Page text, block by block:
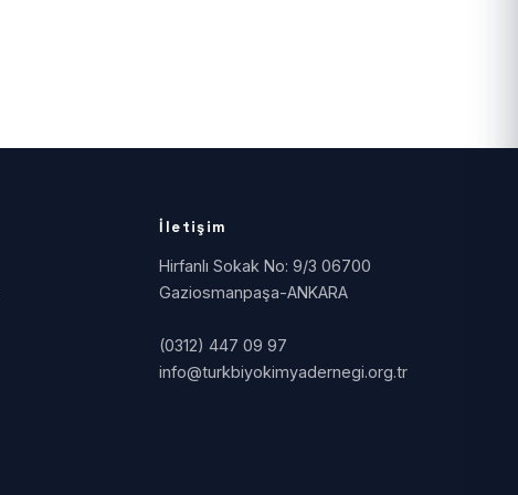
İletişim
Hirfanlı Sokak No: 9/3 06700
Gaziosmanpaşa-ANKARA
(0312) 447 09 97
info@turkbiyokimyadernegi.org.tr